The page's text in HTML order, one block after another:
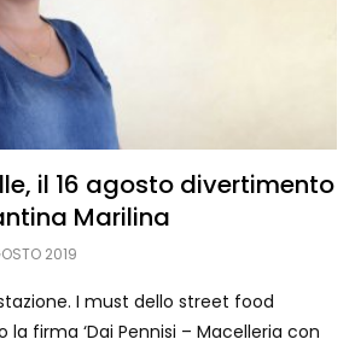
il 16 agosto divertimento
Marilina
2019
I must dello street food
firma ‘Dai Pennisi – Macelleria con